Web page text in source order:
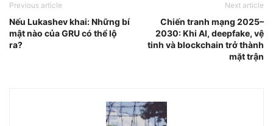
Previous article
Nếu Lukashev khai: Những bí
mật nào của GRU có thể lộ
ra?
Next article
Chiến tranh mạng 2025–
2030: Khi AI, deepfake, vệ
tinh và blockchain trở thành
mặt trận